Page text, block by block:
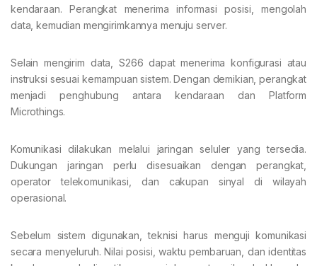
kendaraan. Perangkat menerima informasi posisi, mengolah
data, kemudian mengirimkannya menuju server.
Selain mengirim data, S266 dapat menerima konfigurasi atau
instruksi sesuai kemampuan sistem. Dengan demikian, perangkat
menjadi penghubung antara kendaraan dan Platform
Microthings.
Komunikasi dilakukan melalui jaringan seluler yang tersedia.
Dukungan jaringan perlu disesuaikan dengan perangkat,
operator telekomunikasi, dan cakupan sinyal di wilayah
operasional.
Sebelum sistem digunakan, teknisi harus menguji komunikasi
secara menyeluruh. Nilai posisi, waktu pembaruan, dan identitas